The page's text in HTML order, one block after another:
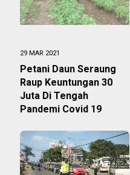
29 MAR 2021
Petani Daun Seraung
Raup Keuntungan 30
Juta Di Tengah
Pandemi Covid 19